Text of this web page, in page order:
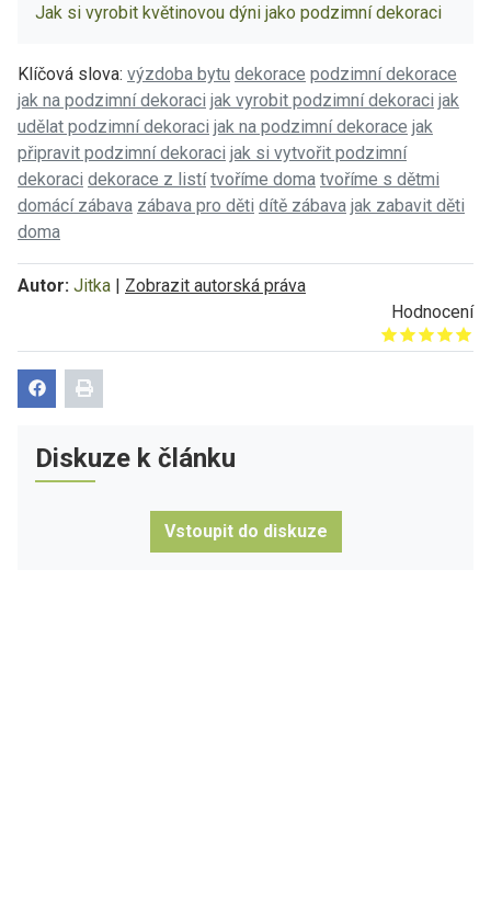
Jak si vyrobit květinovou dýni jako podzimní dekoraci
Klíčová slova: výzdoba bytu dekorace podzimní dekorace
jak na podzimní dekoraci jak vyrobit podzimní dekoraci jak
udělat podzimní dekoraci jak na podzimní dekorace jak
připravit podzimní dekoraci jak si vytvořit podzimní
dekoraci dekorace z listí tvoříme doma tvoříme s dětmi
domácí zábava zábava pro děti dítě zábava jak zabavit děti
doma
Autor: Jitka | Zobrazit autorská práva
Hodnocení
Give it 1/5
Give it 2/5
Give it 3/5
Give it 4/5
Give it 5/5
Diskuze k článku
Vstoupit do diskuze